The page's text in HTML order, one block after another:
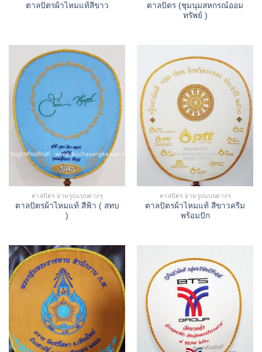
ตาลปัตรผ้าไหมแท้สีขาว
ตาลปัตร (ชุมนุมสหกรณ์ออม
ทรัพย์ )
ตาลปัตร ย่ามรูปแบบต่างๆ
ตาลปัตรผ้าไหมแท้ สีฟ้า ( สทบ
)
ตาลปัตร ย่ามรูปแบบต่างๆ
ตาลปัตรผ้าไหมแท้ สีขาวครีม
พร้อมปัก